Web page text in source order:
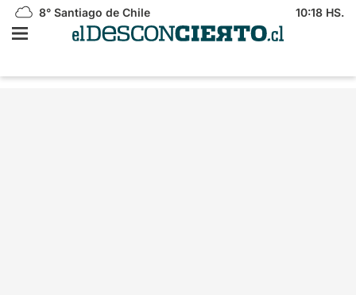
8° Santiago de Chile 10:18 HS.